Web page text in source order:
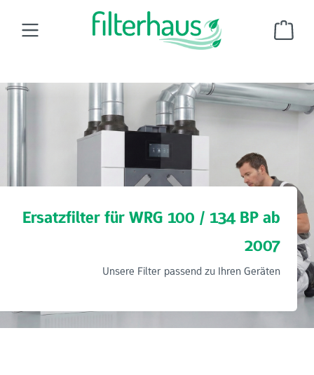
Zum Hauptinhalt springen
Wohnraumluftfilter
Ersatzfilter für BIC/SchwörerHaus
WRG 100 / 134 BP ab 2007
Ersatzfilter für WRG 100 / 134 BP ab
2007
Unsere Filter passend zu Ihren Geräten